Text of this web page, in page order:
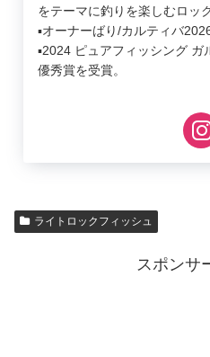
をテーマに釣りを楽しむロッ
▪︎オーナーばり/カルティバ
▪︎2024 ピュアフィッシング
優秀賞を受賞。
ライトロックフィッシュ
スポンサ